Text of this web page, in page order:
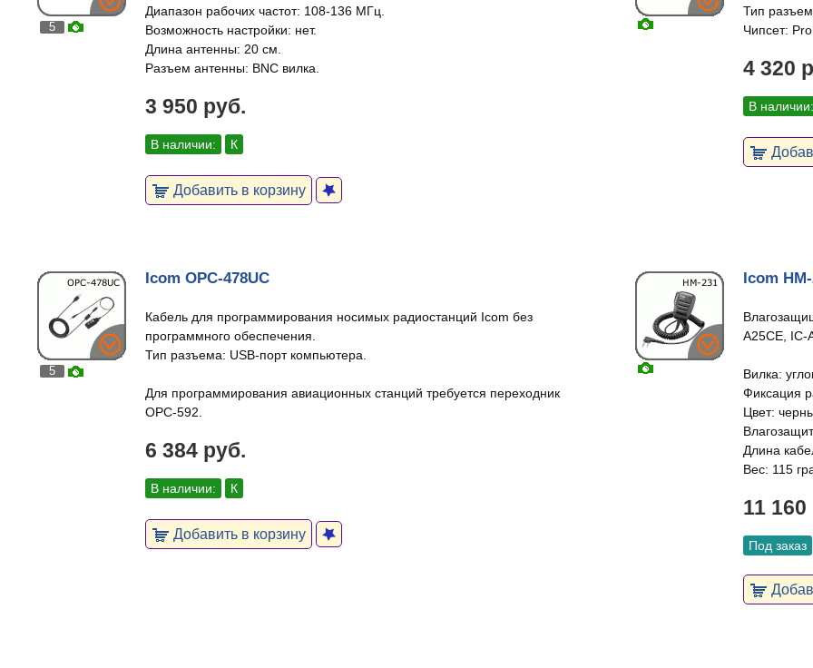
5
Диапазон рабочих частот: 108-136 МГц.
Возможность настройки: нет.
Длина антенны: 20 см.
Разъем антенны: BNC вилка.
3 950 руб.
В наличии: К
Добавить в корзину
Тип
Чипсет:
4 320
В наличии:
5
Icom OPC-478UC
Кабель для программирования носимых радиостанций Icom без
программного обеспечения.
Тип разъема: USB-порт компьютера.
Для программирования авиационных станций требуется переходник
OPC-592.
6 384 руб.
В наличии: К
Добавить в корзину
Icom
A25CE, IC-
Вилка:
Фиксация
Цвет:
Длина
Вес: 115
11
Под заказ